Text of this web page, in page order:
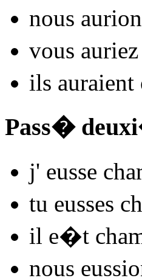
nous
vous
ils auraient
Pass�
j' eusse
tu eusses
il e�t
nous